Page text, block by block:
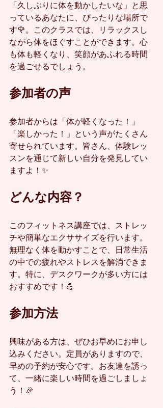
「久しぶりに体を動かしたいな」と思
っているあなたに、ぴったりな場所で
す🌹。このクラスでは、リラックスし
ながら体をほぐすことができます。心
も体も軽くなり、笑顔があふれる時間
を過ごせるでしょう。
参加者の声
参加者からは「体が軽くなった！」
「楽しかった！」という声がたくさん
寄せられています。皆さん、体験レッ
スンを通じて新しい自分を発見してい
ますよ！✨
どんな内容？
このフィットネス講座では、ストレッ
チや簡単なエクササイズを行います。
無理なく体を動かすことで、日常生活
の中での疲れやストレスを解消できま
す。特に、デスクワークが多い方には
おすすめです！💪
参加方法
興味がある方は、ぜひお早めにお申し
込みください。定員がありますので、
早めの予約が安心です。お友達を誘っ
て、一緒に楽しい時間を過ごしましょ
う！🎉